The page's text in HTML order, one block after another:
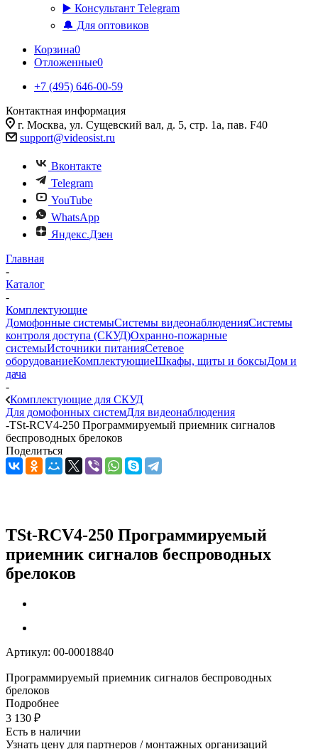
▶️ Консультант Telegram
🔔 Для оптовиков
Корзина0
Отложенные0
+7 (495) 646-00-59
Контактная информация
г. Москва, ул. Сущевский вал, д. 5, стр. 1а, пав. F40
support@videosist.ru
Вконтакте
Telegram
YouTube
WhatsApp
Яндекс.Дзен
Главная
-
Каталог
-
Комплектующие
Домофонные системыСистемы видеонаблюденияСистемы
контроля доступа (СКУД)Охранно-пожарные
системыИсточники питанияСетевое
оборудованиеКомплектующиеШкафы, щиты и боксыДом и
дача
-
Комплектующие для СКУД
Для домофонных системДля видеонаблюдения
-TSt-RCV4-250 Программируемый приемник сигналов
беспроводных брелоков
Поделиться
TSt-RCV4-250 Программируемый
приемник сигналов беспроводных
брелоков
Артикул: 00-00018840
Программируемый приемник сигналов беспроводных
брелоков
Подробнее
3 130 ₽
Есть в наличии
Узнать цену для партнеров / монтажных организаций